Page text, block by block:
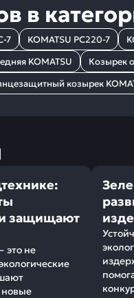
в
7 KOMATSU PC220-7
KOMATSU Козырек
козырек
защищают
это не
новые